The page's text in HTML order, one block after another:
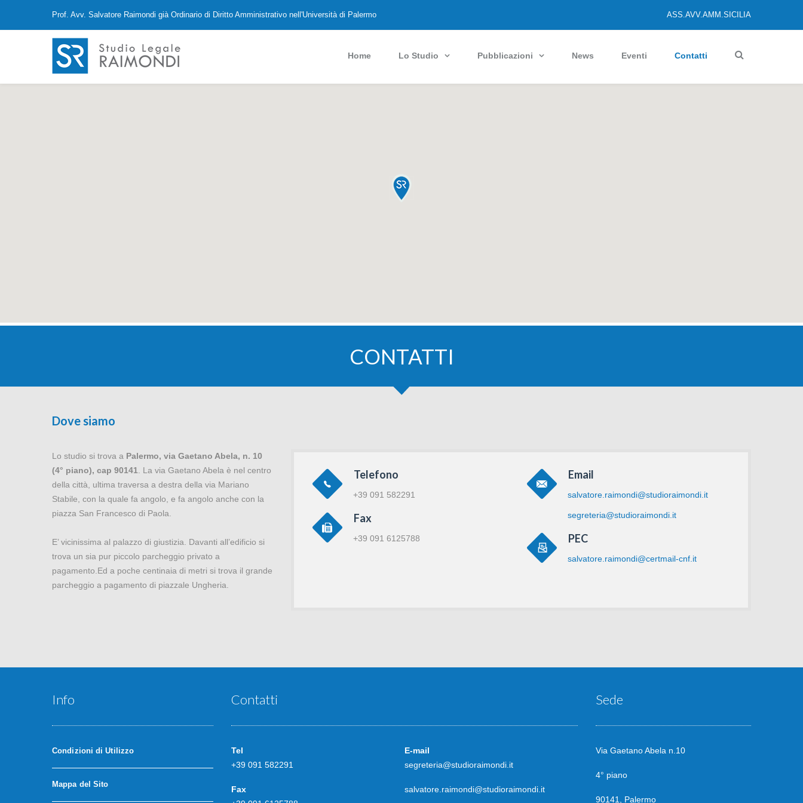
Prof. Avv. Salvatore Raimondi già Ordinario di Diritto Amministrativo nell'Università di Palermo ASS.AVV.AMM.SICILIA
Home Lo Studio Pubblicazioni News Eventi Contatti
CONTATTI
Dove siamo
Lo studio si trova a Palermo, via Gaetano Abela, n. 10
(4° piano), cap 90141 . La via Gaetano Abela è nel centro
della città, ultima traversa a destra della via Mariano
Stabile, con la quale fa angolo, e fa angolo anche con la
piazza San Francesco di Paola.
E’ vicinissima al palazzo di giustizia. Davanti all’edificio si
trova un sia pur piccolo parcheggio privato a
pagamento.Ed a poche centinaia di metri si trova il grande
parcheggio a pagamento di piazzale Ungheria.
Telefono
+39 091 582291
Fax
+39 091 6125788
Email
salvatore.raimondi@studioraimondi.it
segreteria@studioraimondi.it
PEC
salvatore.raimondi@certmail-cnf.it
Info
Condizioni di Utilizzo
Mappa del Sito
Contatti
Tel
+39 091 582291
Fax
E-mail
segreteria@studioraimondi.it
salvatore.raimondi@studioraimondi.it
Sede
Via Gaetano Abela n.10
4° piano
90141, Palermo